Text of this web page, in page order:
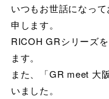
いつもお世話になっ
申します。
RICOH GRシリーズ
ます。
また、「GR meet 大
いました。